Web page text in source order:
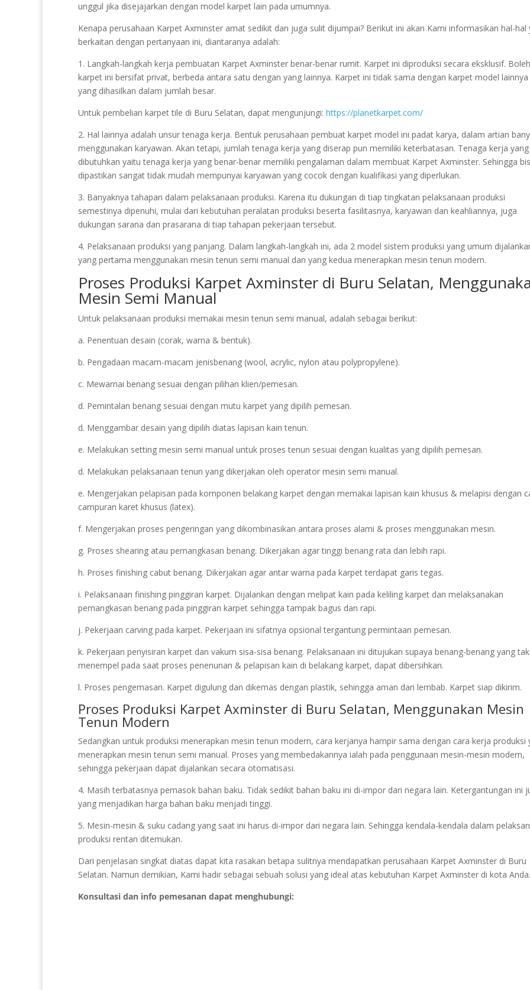
unggul jika disejajarkan dengan model karpet lain pada umumnya.
Kenapa perusahaan Karpet Axminster amat sedikit dan juga sulit dijumpai? Berikut ini akan Kami informasikan hal-hal
berkaitan dengan pertanyaan ini, diantaranya adalah:
1. Langkah-langkah kerja pembuatan Karpet Axminster benar-benar rumit. Karpet ini diproduksi secara eksklusif.
karpet ini bersifat privat, berbeda antara satu dengan yang lainnya. Karpet ini tidak sama dengan karpet model lainnya
yang dihasilkan dalam jumlah besar.
Untuk pembelian karpet tile di Buru Selatan, dapat mengunjungi: https://planetkarpet.com/
2. Hal lainnya adalah unsur tenaga kerja. Bentuk perusahaan pembuat karpet model ini padat karya, dalam artian
menggunakan karyawan. Akan tetapi, jumlah tenaga kerja yang diserap pun memiliki keterbatasan. Tenaga kerja yang
dibutuhkan yaitu tenaga kerja yang benar-benar memiliki pengalaman dalam membuat Karpet Axminster. Sehingga
dipastikan sangat tidak mudah mempunyai karyawan yang cocok dengan kualifikasi yang diperlukan.
3. Banyaknya tahapan dalam pelaksanaan produksi. Karena itu dukungan di tiap tingkatan pelaksanaan produksi
semestinya dipenuhi, mulai dari kebutuhan peralatan produksi beserta fasilitasnya, karyawan dan keahliannya, juga
dukungan sarana dan prasarana di tiap tahapan pekerjaan tersebut.
4. Pelaksanaan produksi yang panjang. Dalam langkah-langkah ini, ada 2 model sistem produksi yang umum
yang pertama menggunakan mesin tenun semi manual dan yang kedua menerapkan mesin tenun modern.
Proses Produksi Karpet Axminster di Buru Selatan,
Mesin Semi Manual
Untuk pelaksanaan produksi memakai mesin tenun semi manual, adalah sebagai berikut:
a. Penentuan desain (corak, warna & bentuk).
b. Pengadaan macam-macam jenisbenang (wool, acrylic, nylon atau polypropylene).
c. Mewarnai benang sesuai dengan pilihan klien/pemesan.
d. Pemintalan benang sesuai dengan mutu karpet yang dipilih pemesan.
d. Menggambar desain yang dipilih diatas lapisan kain tenun.
e. Melakukan setting mesin semi manual untuk proses tenun sesuai dengan kualitas yang dipilih pemesan.
d. Melakukan pelaksanaan tenun yang dikerjakan oleh operator mesin semi manual.
e. Mengerjakan pelapisan pada komponen belakang karpet dengan memakai lapisan kain khusus & melapisi dengan
campuran karet khusus (latex).
f. Mengerjakan proses pengeringan yang dikombinasikan antara proses alami & proses menggunakan mesin.
g. Proses shearing atau pemangkasan benang. Dikerjakan agar tinggi benang rata dan lebih rapi.
h. Proses finishing cabut benang. Dikerjakan agar antar warna pada karpet terdapat garis tegas.
i. Pelaksanaan finishing pinggiran karpet. Dijalankan dengan melipat kain pada keliling karpet dan melaksanakan
pemangkasan benang pada pinggiran karpet sehingga tampak bagus dan rapi.
j. Pekerjaan carving pada karpet. Pekerjaan ini sifatnya opsional tergantung permintaan pemesan.
k. Pekerjaan penyisiran karpet dan vakum sisa-sisa benang. Pelaksanaan ini ditujukan supaya benang-benang yang tak
menempel pada saat proses penenunan & pelapisan kain di belakang karpet, dapat dibersihkan.
l. Proses pengemasan. Karpet digulung dan dikemas dengan plastik, sehingga aman dari lembab. Karpet siap dikirim.
Proses Produksi Karpet Axminster di Buru Selatan, Menggunakan Mesin
Tenun Modern
Sedangkan untuk produksi menerapkan mesin tenun modern, cara kerjanya hampir sama dengan cara kerja produksi
menerapkan mesin tenun semi manual. Proses yang membedakannya ialah pada penggunaan mesin-mesin modern,
sehingga pekerjaan dapat dijalankan secara otomatisasi.
4. Masih terbatasnya pemasok bahan baku. Tidak sedikit bahan baku ini di-impor dari negara lain. Ketergantungan ini
yang menjadikan harga bahan baku menjadi tinggi.
5. Mesin-mesin & suku cadang yang saat ini harus di-impor dari negara lain. Sehingga kendala-kendala dalam
produksi rentan ditemukan.
Dari penjelasan singkat diatas dapat kita rasakan betapa sulitnya mendapatkan perusahaan Karpet Axminster di Buru
Selatan. Namun demikian, Kami hadir sebagai sebuah solusi yang ideal atas kebutuhan Karpet Axminster di kota Anda.
Konsultasi dan info pemesanan dapat menghubungi: